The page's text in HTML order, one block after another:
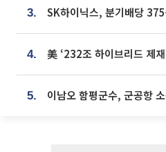
3.
4.
5. 이남오 함평군수, 군공항